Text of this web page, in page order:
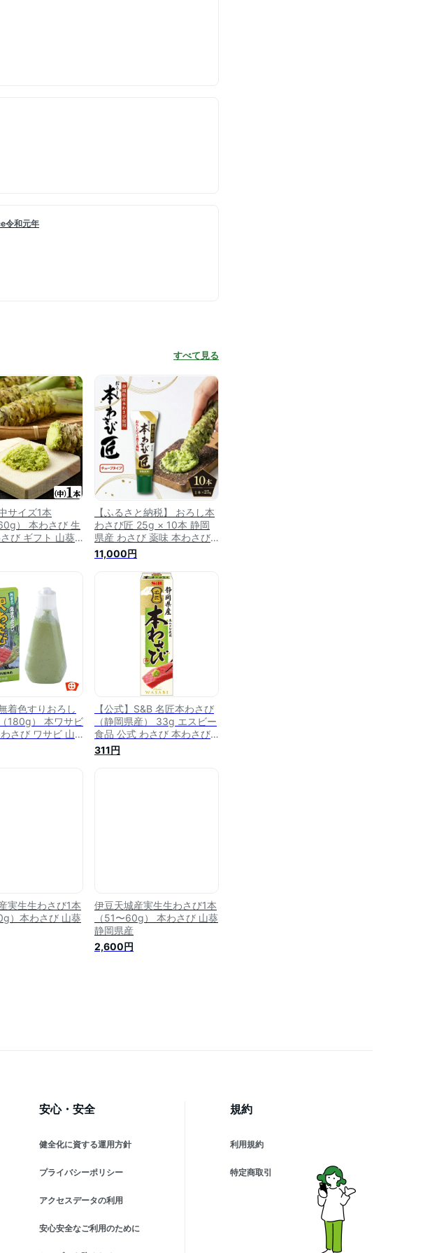
令和元年
すべて見る
サイズ1本
） 本わさび 生
び ギフト 山葵
サビ 生ワサビ
岡産 有東木 う
【ふるさと納税】 おろし本
わさび匠 25g × 10本 静岡
県産 わさび 薬味 本わさび
おすすめ 名産品 特産品 ギ
フト 贈り物 プレゼント 三
島市 静岡県
11,000円
着色すりおろし
180g） 本ワサビ
さび ワサビ 山
おろしわさび
静岡 県 静岡土
【公式】S&B 名匠本わさび
（静岡県産） 33g エスビー
食品 公式 わさび 本わさび
生わさび おろしわさび 静岡
県産 国産 チューブ
311円
実生生わさび1本
）本わさび 山葵
伊豆天城産実生生わさび1本
（51〜60g） 本わさび 山葵
静岡県産
2,600円
安心・安全
健全化に資する運用方針
プライバシーポリシー
アクセスデータの利用
安心安全なご利用のために
規約
利用規約
特定商取引